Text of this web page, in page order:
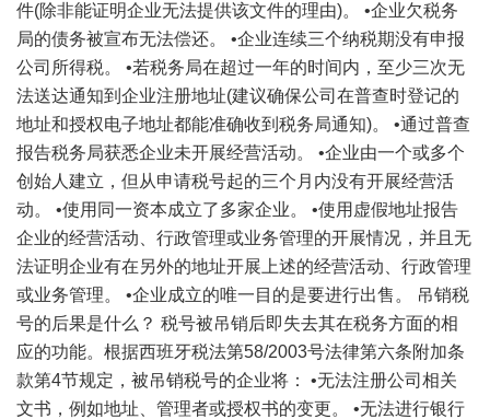
件(除非能证明企业无法提供该文件的理由)。 •企业欠税务
局的债务被宣布无法偿还。 •企业连续三个纳税期没有申报
公司 所得税。 •若税务局在超过一年的时间内，至少三次无
法送达通知到企业注册地址(建议确保公司在普查时登记的
地址和授权电子地址都能准确收到税务局通知)。 •通过普查
报告税务局获悉企业未开展经营活动。 •企业由一个或多个
创始人建立，但从申请税号起的三个月内没有开展经营活
动。 •使用同一资本成立了多家企业。 •使用虚假地址报告
企业的经营活动、行政管理或业务管理的开展情况，并且无
法证明企业有在另外的地址开展上述的经营活动、行政管理
或业务管理。 •企业成立的唯一目的是要进行出售。 吊销税
号的后果是什么？ 税号被吊销后即失去其在税务方面的相
应的功能。根据西班牙税法第58/2003号法律第六条附加条
款第4节规定，被吊销税号的企业将： •无法注册公司相关
文书，例如地址、管理者或授权书的变更。 •无法进行银行